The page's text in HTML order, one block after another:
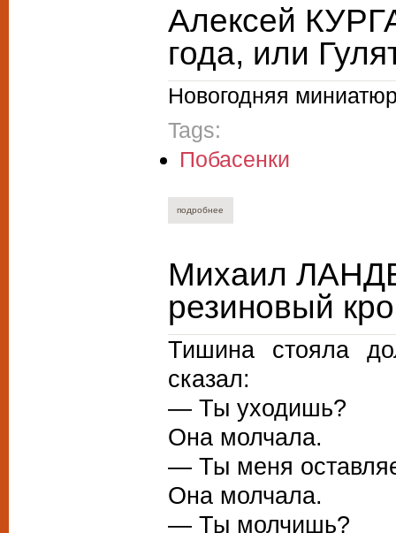
Алексей
года, или
Новогодняя
Tags:
Побасенки
подробнее
Михаил
резиновый
Тишина стояла
сказал:
— Ты уходишь?
Она молчала.
— Ты меня
Она молчала.
— Ты молчишь?